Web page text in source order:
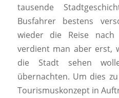
tausende
Busfahrer bestens
wieder die Reise
verdient man aber erst,
die Stadt sehen
übernachten. Um dies
Tourismuskonzept in